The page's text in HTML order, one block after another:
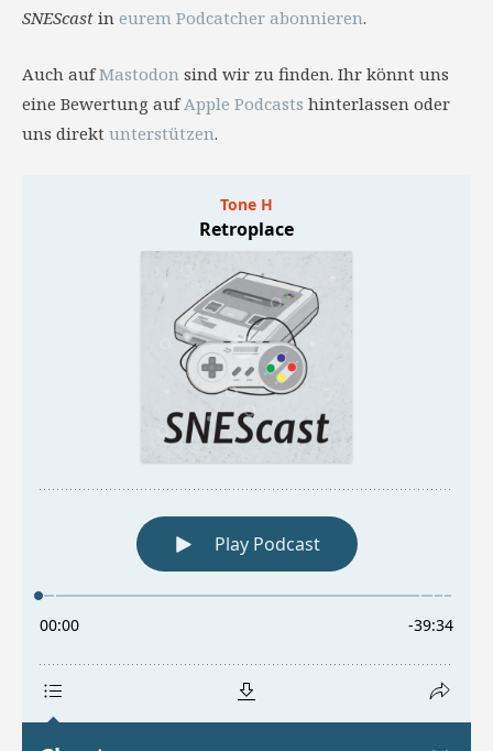
SNEScast in eurem Podcatcher abonnieren.
Auch aufMastodon sind wir zu finden. Ihr könnt uns
eine Bewertung aufApple Podcasts hinterlassen oder
uns direkt unterstützen.